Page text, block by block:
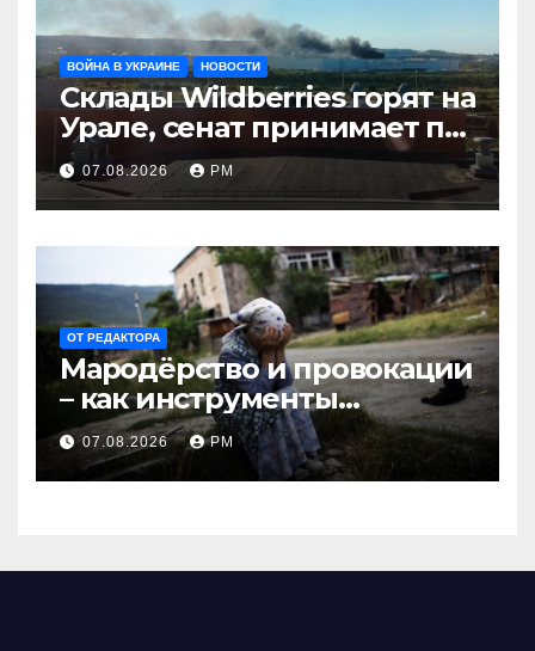
ВОЙНА В УКРАИНЕ НОВОСТИ
Склады Wildberries горят на
Урале, сенат принимает по
Грэму закон
07.08.2026 РМ
ОТ РЕДАКТОРА
Мародёрство и провокации
– как инструменты
современной политики
России
07.08.2026 РМ